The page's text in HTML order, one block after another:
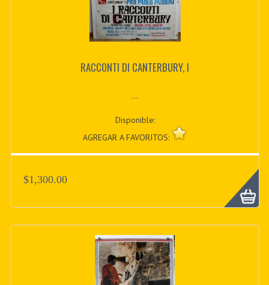
RACCONTI DI CANTERBURY, I
...
Disponible:
AGREGAR A FAVORITOS:
$1,300.00